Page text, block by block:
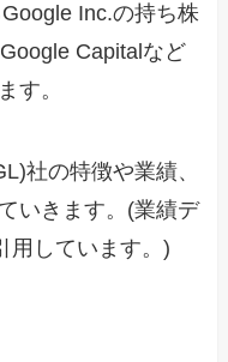
Inc.の持ち株
Capitalなど
す。
社の特徴や業績、
いきます。(業績デ
用しています。)